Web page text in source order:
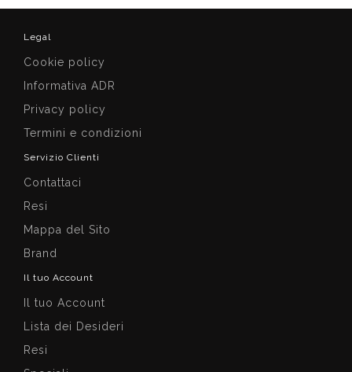
Legal
Cookie policy
Informativa ADR
Privacy policy
Termini e condizioni
Servizio Clienti
Contattaci
Resi
Mappa del Sito
Brand
Il tuo Account
Il tuo Account
Lista dei Desideri
Resi